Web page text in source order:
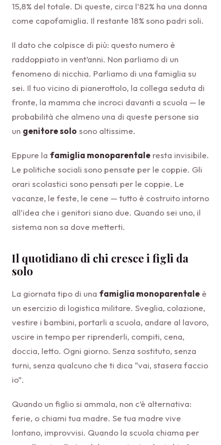
15,8% del totale. Di queste, circa l’82% ha una donna
come capofamiglia. Il restante 18% sono padri soli.
Il dato che colpisce di più: questo numero è
raddoppiato in vent’anni. Non parliamo di un
fenomeno di nicchia. Parliamo di una famiglia su
sei. Il tuo vicino di pianerottolo, la collega seduta di
fronte, la mamma che incroci davanti a scuola — le
probabilità che almeno una di queste persone sia
un genitore solo sono altissime.
Eppure la famiglia monoparentale resta invisibile.
Le politiche sociali sono pensate per le coppie. Gli
orari scolastici sono pensati per le coppie. Le
vacanze, le feste, le cene — tutto è costruito intorno
all’idea che i genitori siano due. Quando sei uno, il
sistema non sa dove metterti.
Il quotidiano di chi cresce i figli da
solo
La giornata tipo di una famiglia monoparentale è
un esercizio di logistica militare. Sveglia, colazione,
vestire i bambini, portarli a scuola, andare al lavoro,
uscire in tempo per riprenderli, compiti, cena,
doccia, letto. Ogni giorno. Senza sostituto, senza
turni, senza qualcuno che ti dica “vai, stasera faccio
io”.
Quando un figlio si ammala, non c’è alternativa:
ferie, o chiami tua madre. Se tua madre vive
lontano, improvvisi. Quando la scuola chiama per